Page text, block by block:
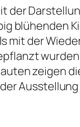
der
blühenden
mit der
zeigen